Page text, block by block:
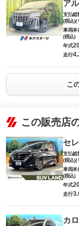
ア
支払総
(税込)(
車両本
(税込)
年式
走行
こ
この販売店
セ
支払総
(税込)(
車両本
(税込)
年式
走行
カ